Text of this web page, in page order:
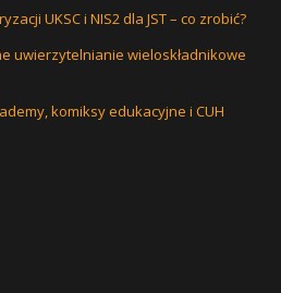
UKSC i NIS2 dla JST – co zrobić?
uwierzytelnianie wieloskładnikowe
komiksy edukacyjne i CUH